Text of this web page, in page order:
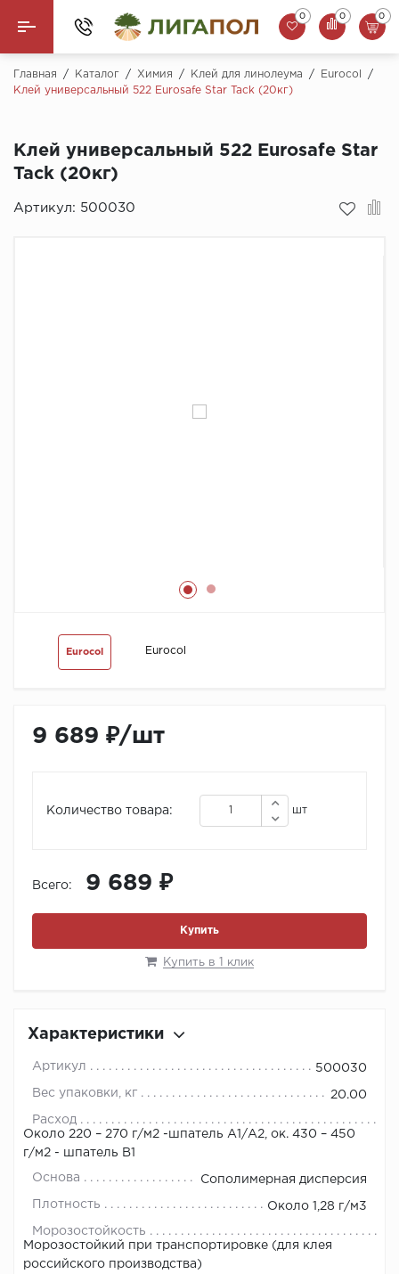
Назад
Кварцвинил (LVT)
0 0 0
Главная / Каталог / Химия / Клей для линолеума / Eurocol
/
Клей универсальный 522 Eurosafe Star Tack (20кг)
Клей универсальный 522 Eurosafe Star
Tack (20кг)
Артикул: 500030
Eurocol Eurocol
9 689 ₽/шт
Количество товара: шт
Всего: 9 689 ₽
Купить
Купить в 1 клик
Характеристики
Артикул 500030
Вес упаковки, кг 20.00
Расход
Около 220 – 270 г/м2 -шпатель А1/А2, ок. 430 – 450
г/м2 - шпатель В1
Основа Сополимерная дисперсия
Плотность Около 1,28 г/м3
Морозостойкость
Морозостойкий при транспортировке (для клея
российского производства)